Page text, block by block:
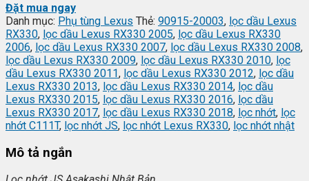
Đặt mua ngay
Danh mục: Phụ tùng Lexus Thẻ: 90915-20003, lọc dầu Lexus
RX330, lọc dầu Lexus RX330 2005, lọc dầu Lexus RX330
2006, lọc dầu Lexus RX330 2007, lọc dầu Lexus RX330 2008,
lọc dầu Lexus RX330 2009, lọc dầu Lexus RX330 2010, lọc
dầu Lexus RX330 2011, lọc dầu Lexus RX330 2012, lọc dầu
Lexus RX330 2013, lọc dầu Lexus RX330 2014, lọc dầu
Lexus RX330 2015, lọc dầu Lexus RX330 2016, lọc dầu
Lexus RX330 2017, lọc dầu Lexus RX330 2018, lọc nhớt, lọc
nhớt C111T, lọc nhớt JS, lọc nhớt Lexus RX330, lọc nhớt nhật
Mô tả ngắn